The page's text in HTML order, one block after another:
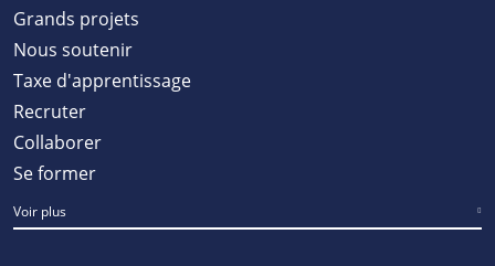
Grands projets
Nous soutenir
Taxe d'apprentissage
Recruter
Collaborer
Se former
Voir plus